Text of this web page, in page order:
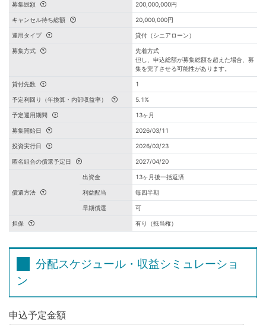
募集総額 200,000,000円
キャンセル待ち総額 20,000,000円
運用タイプ 貸付（シニアローン）
募集方式
先着方式
但し、申込総額が募集総額を超えた場合、募
集を完了させる可能性があります。
貸付先数 1
予定利回り（年換算・内部収益率） 5.1%
予定運用期間 13ヶ月
募集開始日 2026/03/11
投資実行日 2026/03/23
匿名組合の償還予定日 2027/04/20
償還方法
出資金 13ヶ月後一括返済
利益配当 毎四半期
早期償還 可
担保 有り（抵当権）
分配スケジュール・収益シミュレーショ
ン
申込予定金額